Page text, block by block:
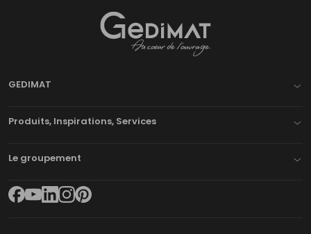
GEDIMAT
Produits, Inspirations, Services
Le groupement